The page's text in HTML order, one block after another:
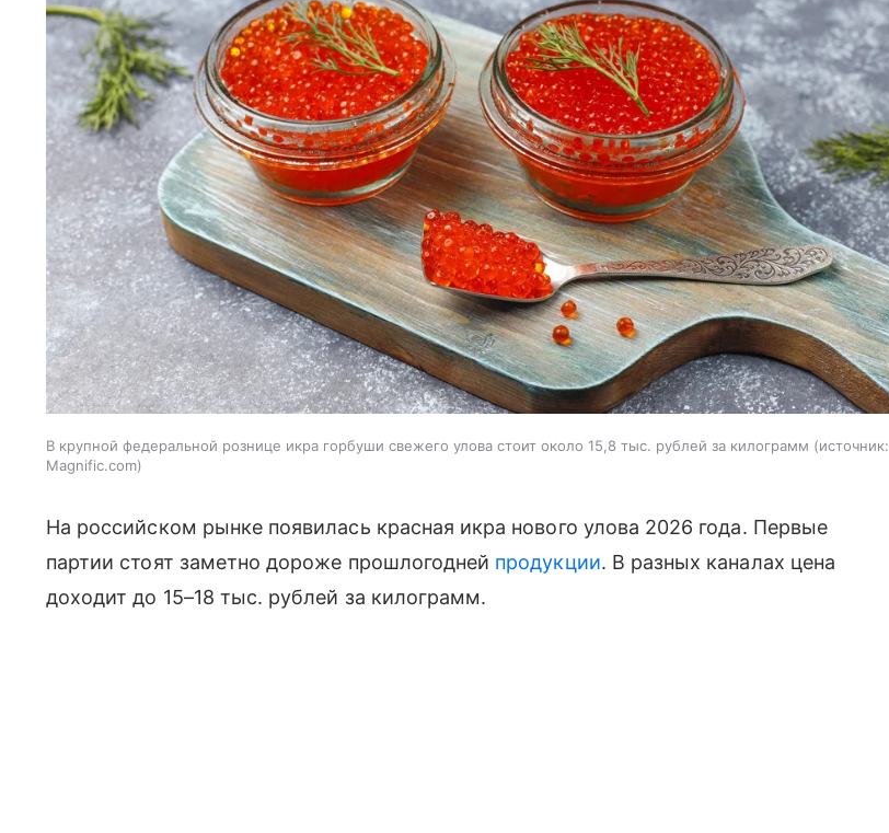
В крупной федеральной рознице икра горбуши свежего улова стоит около 15,8 тыс. рублей за килограмм
источник:
Magnific.com
На российском рынке появилась красная икра нового улова 2026 года. Первые
партии стоят заметно дороже прошлогодней продукции. В разных каналах цена
доходит до 15–18 тыс. рублей за килограмм.